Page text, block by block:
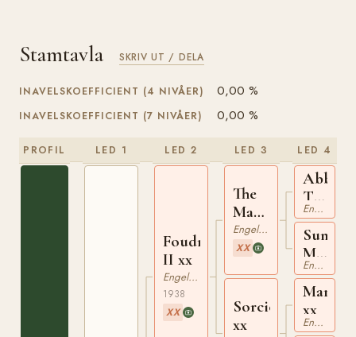
Stamtavla SKRIV UT / DELA
INAVELSKOEFFICIENT (4 NIVÅER) 0,00 %
INAVELSKOEFFICIENT (7 NIVÅER) 0,00 %
PROFIL LED 1 LED 2
Foudroyant
II xx
Engelskt Fullblod
1938
XX
LED 3
The
Mac
Nab
xx
Engelskt Fullblod
XX
Sorciere
xx
LED 4
Abbots
Trace
xxEngelskt Fullblod
Sunny
Moya
xxEngelskt Fullblod
xx
Engelskt Fullblod